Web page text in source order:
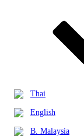
Thai
English
B. Malaysia